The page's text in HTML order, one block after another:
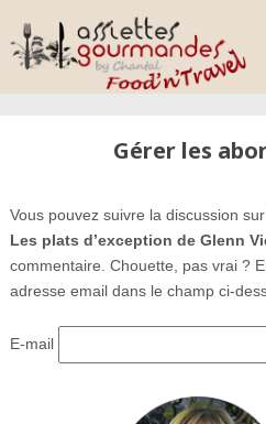
Gérer les
Vous pouvez suivre la discussion sur
Les plats d’exception de Glenn
commentaire. Chouette, pas vrai ?
adresse email dans le champ ci-
E-mail